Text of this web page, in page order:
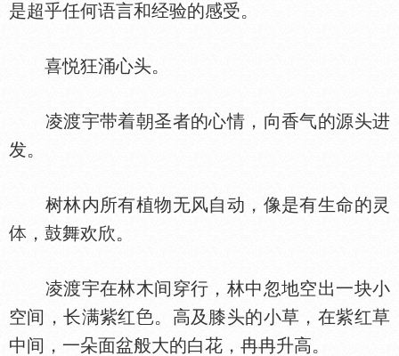
是超乎任何语言和经验的感受。
喜悦狂涌心头。
凌渡宇带着朝圣者的心情，向香气的源头进
发。
树林内所有植物无风自动，像是有生命的灵
，鼓舞欢欣。
凌渡宇在林木间穿行，林中忽地空出一块小
空间，长满紫红
。高及膝头的小草，在紫红草
中间，一朵面盆般大的白花，冉冉升高。